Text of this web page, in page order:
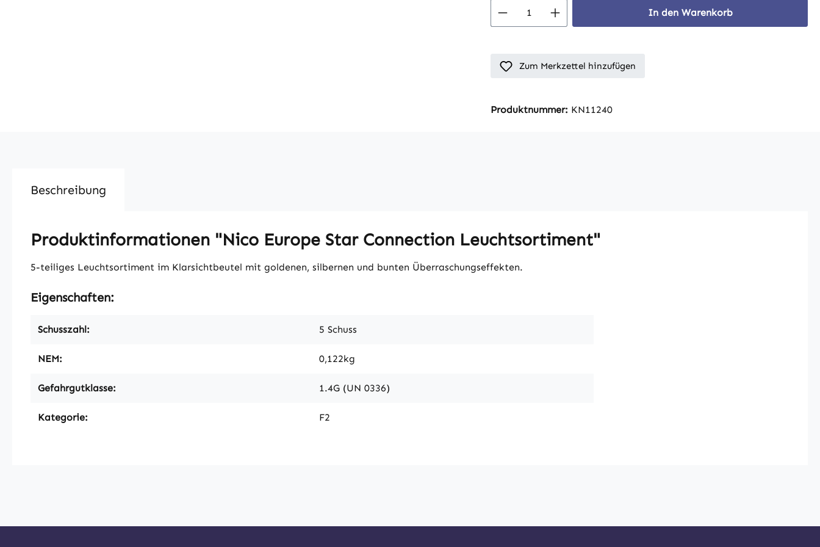
Produkt Anzahl: Gib den gewünschten Wert
In den Warenkorb
Zum Merkzettel hinzufügen
Produktnummer: KN11240
Beschreibung
Produktinformationen "Nico Europe Star Connection Leuchtsortiment"
5-teiliges Leuchtsortiment im Klarsichtbeutel mit goldenen, silbernen und bunten Überraschungseffekten.
Eigenschaften:
Schusszahl: 5 Schuss
NEM: 0,122kg
Gefahrgutklasse: 1.4G (UN 0336)
Kategorie: F2